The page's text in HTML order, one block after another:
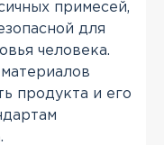
примесей,
для
человека.
продукта и его